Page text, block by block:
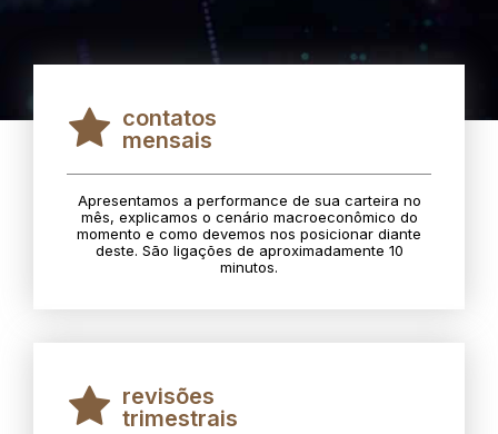
contatos
mensais
Apresentamos a performance de sua carteira no
mês, explicamos o cenário macroeconômico do
momento e como devemos nos posicionar diante
deste. São ligações de aproximadamente 10
minutos.
revisões
trimestrais